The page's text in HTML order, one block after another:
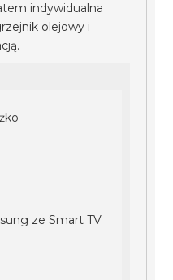
indywidualna
olejowy i
ze Smart TV